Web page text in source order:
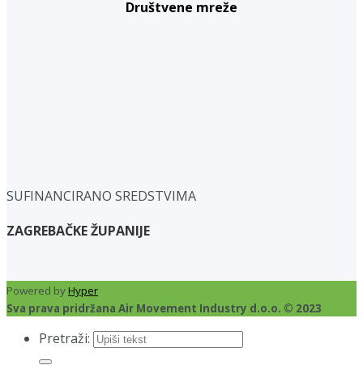
Društvene mreže
SUFINANCIRANO SREDSTVIMA
ZAGREBAČKE ŽUPANIJE
Powered byHyper
Sva prava pridržana Air Movement Industry d.o.o. © 2023
Pretraži: